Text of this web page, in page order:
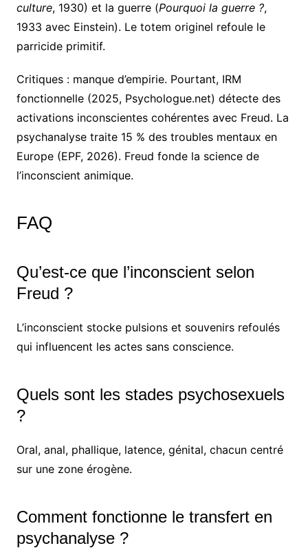
culture, 1930) et la guerre (Pourquoi la guerre ?,
1933 avec Einstein). Le totem originel refoule le
parricide primitif.
Critiques : manque d’empirie. Pourtant, IRM
fonctionnelle (2025, Psychologue.net) détecte des
activations inconscientes cohérentes avec Freud. La
psychanalyse traite 15 % des troubles mentaux en
Europe (EPF, 2026). Freud fonde la science de
l’inconscient animique.
FAQ
Qu’est-ce que l’inconscient selon
Freud ?
L’inconscient stocke pulsions et souvenirs refoulés
qui influencent les actes sans conscience.
Quels sont les stades psychosexuels
?
Oral, anal, phallique, latence, génital, chacun centré
sur une zone érogène.
Comment fonctionne le transfert en
psychanalyse ?